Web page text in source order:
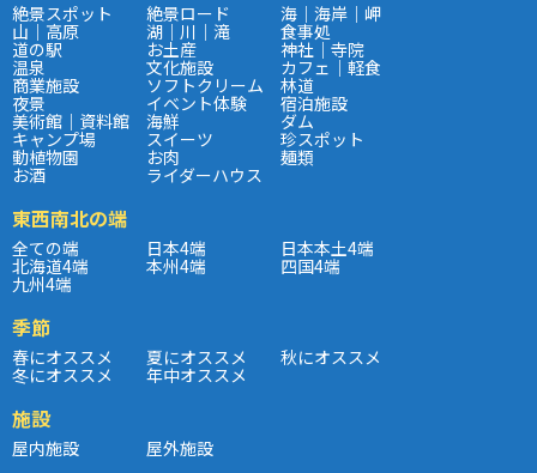
絶景スポット 絶景ロード 海｜海岸｜岬
山｜高原 湖｜川｜滝 食事処
道の駅 お土産 神社｜寺院
温泉 文化施設 カフェ｜軽食
商業施設 ソフトクリーム 林道
夜景 イベント体験 宿泊施設
美術館｜資料館 海鮮 ダム
キャンプ場 スイーツ 珍スポット
動植物園 お肉 麺類
お酒 ライダーハウス
東西南北の端
全ての端 日本4端 日本本土4端
北海道4端 本州4端 四国4端
九州4端
季節
春にオススメ 夏にオススメ 秋にオススメ
冬にオススメ 年中オススメ
施設
屋内施設 屋外施設